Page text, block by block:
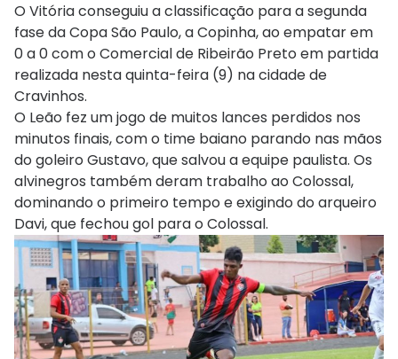
O Vitória conseguiu a classificação para a segunda
fase da Copa São Paulo, a Copinha, ao empatar em
0 a 0 com o Comercial de Ribeirão Preto em partida
realizada nesta quinta-feira (9) na cidade de
Cravinhos.
O Leão fez um jogo de muitos lances perdidos nos
minutos finais, com o time baiano parando nas mãos
do goleiro Gustavo, que salvou a equipe paulista. Os
alvinegros também deram trabalho ao Colossal,
dominando o primeiro tempo e exigindo do arqueiro
Davi, que fechou gol para o Colossal.